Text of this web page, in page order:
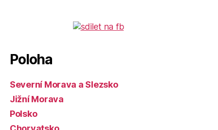
Poloha
Severní Morava a Slezsko
Jižní Morava
Polsko